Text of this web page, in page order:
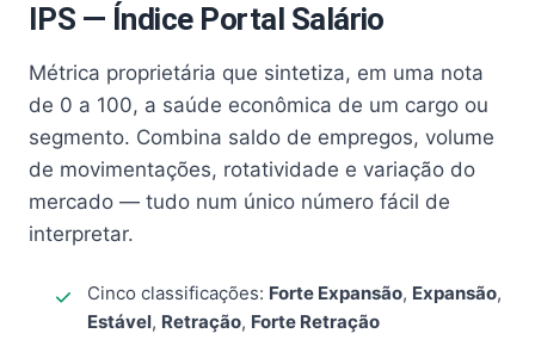
IPS — Índice Portal Salário
Métrica proprietária que sintetiza, em uma nota
de 0 a 100, a saúde econômica de um cargo ou
segmento. Combina saldo de empregos, volume
de movimentações, rotatividade e variação do
mercado — tudo num único número fácil de
interpretar.
Cinco classificações: Forte Expansão, Expansão,
Estável, Retração, Forte Retração